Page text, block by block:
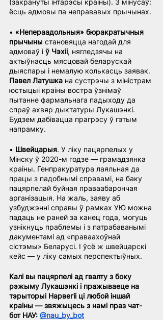
ёсць адмовы па неправавых прычынах.
• «Непераадольныя» бюракратычныя
прычыны становяцца нагодай для
адмоваў і ў Чэхіі, нягледзячы на
актыўнасць мясцовай беларускай
дыяспары і немалую колькасць заявак.
Павел Латушка на сустрэчы з міністрам
юстыцыі краіны востра ўзнімаў
пытанне фармальнага падыходу да
спраў ахвяр дыктатуры Лукашэнкі.
Будзем дабівацца прагрэсу ў гэтым
напрамку.
• Швейцарыя. У ліку пацярпелых у
Мінску ў 2020-м годзе — грамадзянка
краіны. Генпракуратура лаяльная да
працы з падобнымі справамі, на баку
пацярпелай буйная праваабарончая
арганізацыя. На жаль, заяву аб
узбуджэнні справы ў рамках УЮ можна
падаць не раней за канец года, могуць
узнікнуць праблемы і з патрабаванымі
дакументамі ад «праваахоўнай
сістэмы» Беларусі. І ўсё ж швейцарскі
кейс — у ліку самых перспектыўных.
Калі вы пацярпелі ад гвалту з боку
рэжыму Лукашэнкі і пражываеце на
тэрыторыі Нарвегіі ці любой іншай
краіны — звяжыцесь з намі праз чат-
бот НАУ: @nau_by_bot